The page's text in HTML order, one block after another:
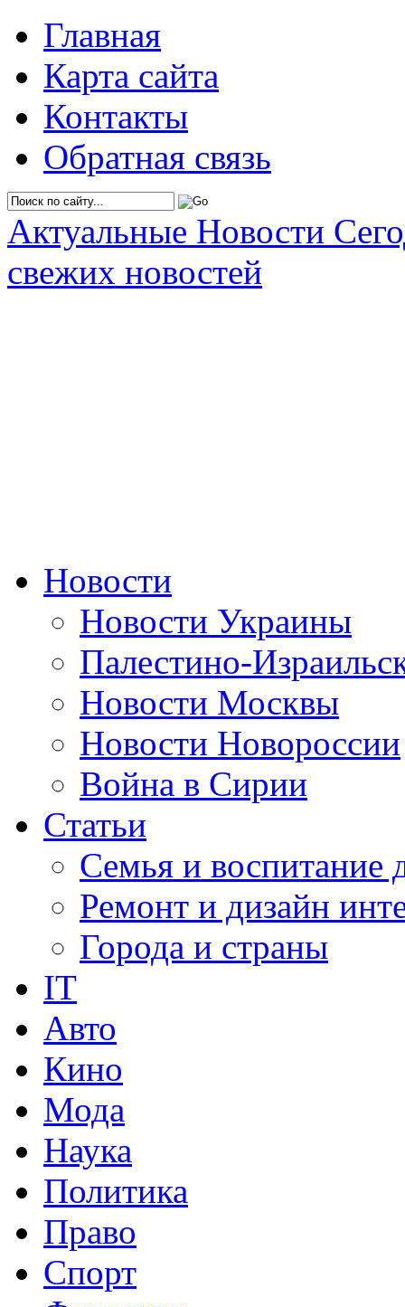
Главная
Карта сайта
Контакты
Обратная связь
Актуальные Новости
свежих новостей
Новости
Новости Украины
Палестино-
Новости Москвы
Новости Новороссии
Война в Сирии
Статьи
Семья и воспитание
Ремонт и дизайн
Города и страны
IT
Авто
Кино
Мода
Наука
Политика
Право
Спорт